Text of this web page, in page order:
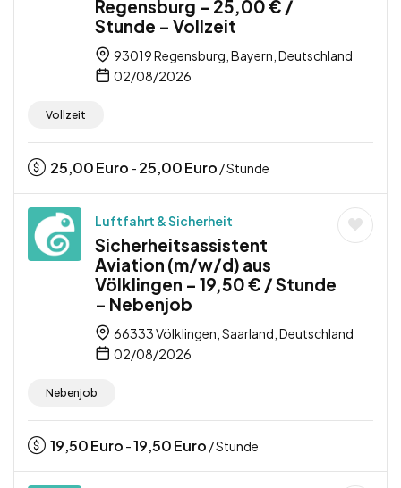
Regensburg – 25,00 € /
Stunde – Vollzeit
93019 Regensburg, Bayern, Deutschland
02/08/2026
Vollzeit
25,00Euro - 25,00Euro / Stunde
Luftfahrt & Sicherheit
Sicherheitsassistent
Aviation (m/w/d) aus
Völklingen – 19,50 € / Stunde
– Nebenjob
66333 Völklingen, Saarland, Deutschland
02/08/2026
Nebenjob
19,50Euro -19,50Euro / Stunde